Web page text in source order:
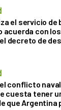
el servicio de
acuerda con
decreto de
conflicto
cuesta tener
que Argentina